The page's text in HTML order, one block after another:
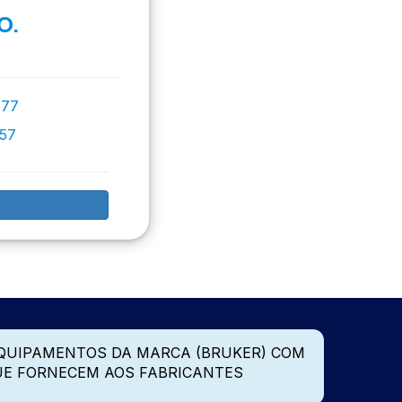
DA MARCA (BRUKER) COM
FORNECEM AOS FABRICANTES